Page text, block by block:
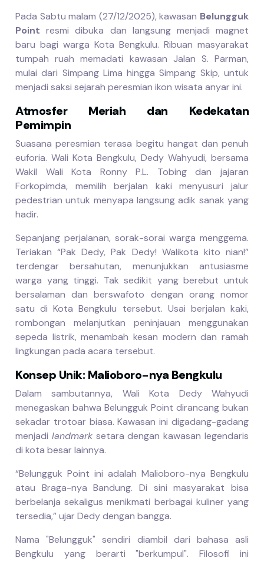
Pada Sabtu malam (27/12/2025), kawasan Belungguk
Point resmi dibuka dan langsung menjadi magnet
baru bagi warga Kota Bengkulu. Ribuan masyarakat
tumpah ruah memadati kawasan Jalan S. Parman,
mulai dari Simpang Lima hingga Simpang Skip, untuk
menjadi saksi sejarah peresmian ikon wisata anyar ini.
Atmosfer Meriah dan Kedekatan
Pemimpin
Suasana peresmian terasa begitu hangat dan penuh
euforia. Wali Kota Bengkulu, Dedy Wahyudi, bersama
Wakil Wali Kota Ronny P.L. Tobing dan jajaran
Forkopimda, memilih berjalan kaki menyusuri jalur
pedestrian untuk menyapa langsung adik sanak yang
hadir.
Sepanjang perjalanan, sorak-sorai warga menggema.
Teriakan “Pak Dedy, Pak Dedy! Walikota kito nian!”
terdengar bersahutan, menunjukkan antusiasme
warga yang tinggi. Tak sedikit yang berebut untuk
bersalaman dan berswafoto dengan orang nomor
satu di Kota Bengkulu tersebut. Usai berjalan kaki,
rombongan melanjutkan peninjauan menggunakan
sepeda listrik, menambah kesan modern dan ramah
lingkungan pada acara tersebut.
Konsep Unik: Malioboro-nya Bengkulu
Dalam sambutannya, Wali Kota Dedy Wahyudi
menegaskan bahwa Belungguk Point dirancang bukan
sekadar trotoar biasa. Kawasan ini digadang-gadang
menjadi landmarksetara dengan kawasan legendaris
di kota besar lainnya.
“Belungguk Point ini adalah Malioboro-nya Bengkulu
atau Braga-nya Bandung. Di sini masyarakat bisa
berbelanja sekaligus menikmati berbagai kuliner yang
tersedia,” ujar Dedy dengan bangga.
Nama "Belungguk" sendiri diambil dari bahasa asli
Bengkulu yang berarti "berkumpul". Filosofi ini